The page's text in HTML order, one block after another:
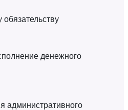
денежного
административного